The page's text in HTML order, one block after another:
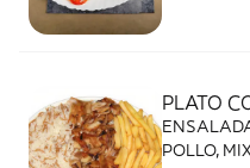
PLATO
POLLO,